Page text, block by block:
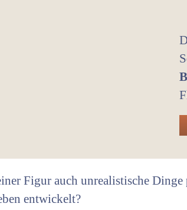
Figur auch unrealistische Dinge
entwickelt?